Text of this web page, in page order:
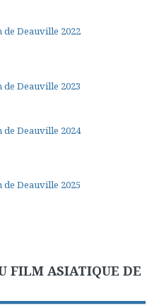
de Deauville 2022
Deauville 2023
de Deauville 2024
Deauville 2025
FILM ASIATIQUE DE